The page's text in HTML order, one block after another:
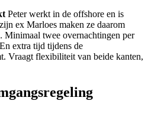
Peter werkt in de offshore en is
ex Marloes maken ze daarom
Minimaal twee overnachtingen per
extra tijd tijdens de
Vraagt flexibiliteit van beide kanten,